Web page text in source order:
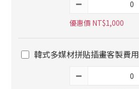
優惠價 NT$1,000
韓式多媒材拼貼插畫客製費用